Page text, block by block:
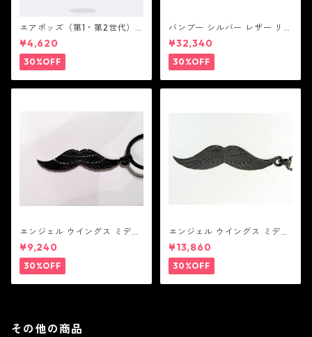
エアポッズ（第1・第2世代）
ポーチ：BANDOLIER バンド
リヤー
¥4,620
30%OFF
バンブー シルバー レザー リン
ク ステーション ブレスレッ
ト：JOHN HARDY ジョン ハ
ーディー
¥32,340
30%OFF
エンジェル ウイングス ミディ
アム ペンダント ブラック コー
ティング（サテンコード付
属）
¥9,240
30%OFF
エンジェル ウイングス ミディ
アム ペンダント ブラック
¥13,860
30%OFF
その他の商品